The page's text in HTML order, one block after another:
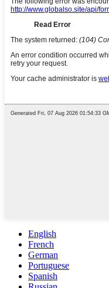
English
French
German
Portuguese
Spanish